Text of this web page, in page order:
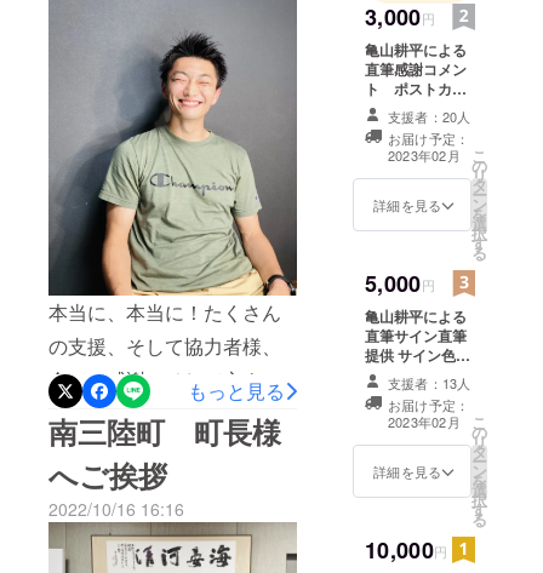
ンディング達成！皆様に感
謝を伝えるライブ】これま
でに支援して頂いた方のご
紹介とPRも行います。ライ
ブ内でPRしてほしい事や会
社名、クラブ名でのPR希望
の方はあらかじめDM頂ける
と幸いです。引き継ぎ応援
の程宜しくお願い致しま
す。写真は、恩師の仙台ス
ピン体操クラブ代表 横山
先生との写真です。
本当に、本当に！たくさん
の支援、そして協力者様、
全てに感謝！そして心より
ありがとうございます！1人
でも多くの子供達へ、オリ
ンピック選手から未来へ繋
がる活動が実現します！引
き継ぎ気持ちを引き締め
もっと見る
南三陸町 町長様
へご挨拶
2022/10/16 16:16
3,000円
亀山耕平による
直筆感謝コメン
ト ポストカー
ドに記入し発送
させて頂きます
支援者：20人
お届け予定：
2023年02月
詳細を見る
こ
の
リ
タ
ー
ン
を
選
択
す
る
5,000円
亀山耕平による
直筆サイン直筆
提供 サイン色紙
に直筆でサイン
し発送致しま
す。
支援者：13人
お届け予定：
2023年02月
詳細を見る
こ
の
リ
タ
ー
ン
を
選
択
す
る
10,000円